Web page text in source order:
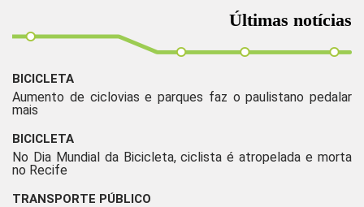
Últimas notícias
BICICLETA
Aumento de ciclovias e parques faz o paulistano pedalar
mais
BICICLETA
No Dia Mundial da Bicicleta, ciclista é atropelada e morta
no Recife
TRANSPORTE PÚBLICO